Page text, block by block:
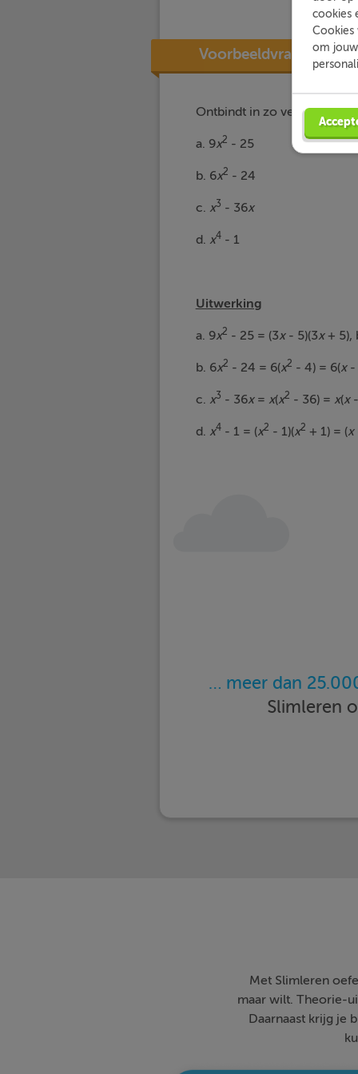
Voorbeeldvraag
Ontbindt in zo veel
a. 9x2 - 25
b. 6x2 - 24
c. x3 - 36x
d. x4- 1
Uitwerking
a. 9x2 - 25 = (3x- 5)(3x+ 5),
b. 6x2 - 24 = 6(x2 - 4) = 6(x-
c. x3 - 36x = x(x2 - 36) = x(x-
d. x4- 1 = (x2 - 1)(x2 + 1) = (x
… meer dan
Slimleren
Met Slimleren
maar wilt. Theorie-
Daarnaast krijg je
cookies
Cookies
om